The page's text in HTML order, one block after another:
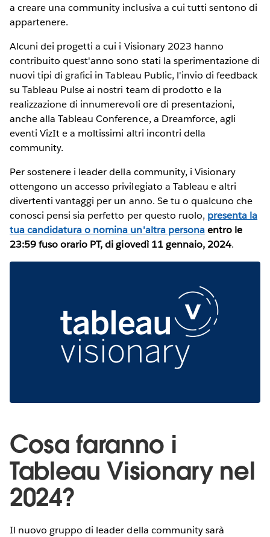
a creare una community inclusiva a cui tutti sentono di
appartenere.
Alcuni dei progetti a cui i Visionary 2023 hanno
contribuito quest'anno sono stati la sperimentazione di
nuovi tipi di grafici in Tableau Public, l'invio di feedback
su Tableau Pulse ai nostri team di prodotto e la
realizzazione di innumerevoli ore di presentazioni,
anche alla Tableau Conference, a Dreamforce, agli
eventi VizIt e a moltissimi altri incontri della
community.
Per sostenere i leader della community, i Visionary
ottengono un accesso privilegiato a Tableau e altri
divertenti vantaggi per un anno. Se tu o qualcuno che
conosci pensi sia perfetto per questo ruolo, presenta la
tua candidatura o nomina un'altra personaentro le
23:59 fuso orario PT, di giovedì 11 gennaio, 2024.
Cosa faranno i
Tableau Visionary nel
2024?
Il nuovo gruppo di leader della community sarà